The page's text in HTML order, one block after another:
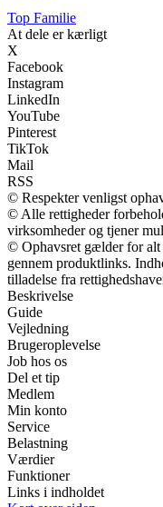
Top Familie
At dele er kærligt
X
Facebook
Instagram
LinkedIn
YouTube
Pinterest
TikTok
Mail
RSS
© Respekter venligst
© Alle rettigheder
virksomheder og tjener
© Ophavsret gælder for alt
gennem produktlinks.
tilladelse fra
Beskrivelse
Guide
Vejledning
Brugeroplevelse
Job hos os
Del et tip
Medlem
Min konto
Service
Belastning
Værdier
Funktioner
Links i indholdet